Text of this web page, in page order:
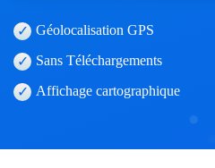
Géolocalisation GPS
Sans Téléchargements
Affichage cartographique